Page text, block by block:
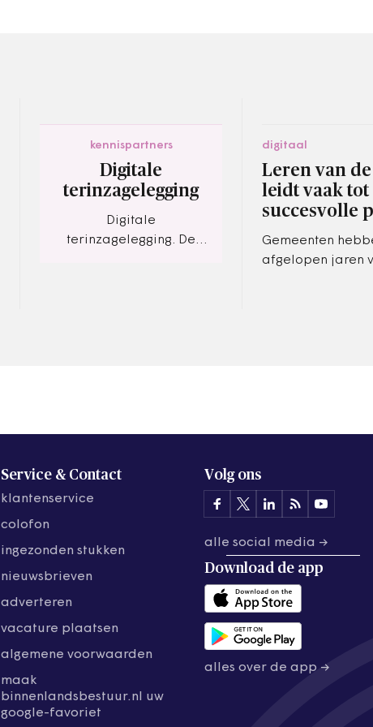
kennispartners
Digitale
terinzagelegging
Digitale
terinzagelegging. De
digitaal
Leren van
leidt vaak tot
succesvolle
Gemeenten
afgelopen jaren
Service & Contact
klantenservice
colofon
ingezonden stukken
nieuwsbrieven
adverteren
vacature plaatsen
algemene voorwaarden
maak
binnenlandsbestuur.nl uw
google-favoriet
Volg ons
alle social media →
Download de app
alles over de app →